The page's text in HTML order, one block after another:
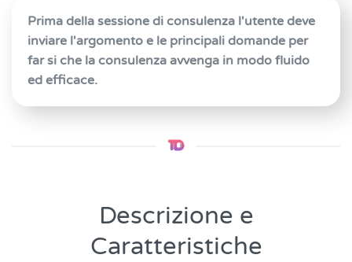
Prima della sessione di consulenza l'utente deve
inviare l'argomento e le principali domande per
far si che la consulenza avvenga in modo fluido
ed efficace.
Descrizione e
Caratteristiche